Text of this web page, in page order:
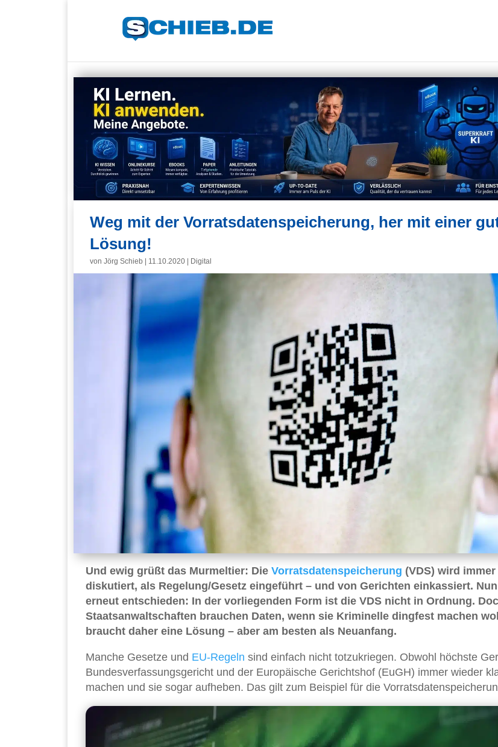
Weg mit der Vorratsdatenspeicherung, her mit einer
Lösung!
von Jörg Schieb 11.10.2020 Digital
Und ewig grüßt das Murmeltier: Die Vorratsdatenspeicherung (VDS) wird
diskutiert, als Regelung/Gesetz eingeführt – und von Gerichten einkassiert.
erneut entschieden: In der vorliegenden Form ist die VDS nicht in Ordnung.
Staatsanwaltschaften brauchen Daten, wenn sie Kriminelle dingfest machen
braucht daher eine Lösung – aber am besten als Neuanfang.
Manche Gesetze und EU-Regeln sind einfach nicht totzukriegen. Obwohl höchste
Bundesverfassungsgericht und der Europäische Gerichtshof (EuGH) immer wieder
machen und sie sogar aufheben. Das gilt zum Beispiel für die